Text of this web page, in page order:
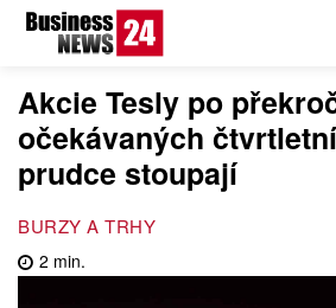
Akcie Tesly po
očekávaných
prudce stoupají
BURZY A TRHY
2 min.